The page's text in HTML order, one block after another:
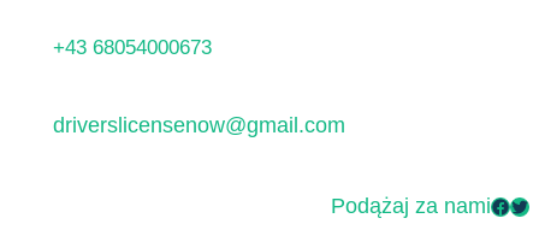
+43 68054000673
driverslicensenow@gmail.com
Podążaj za namiFacebook Twitter